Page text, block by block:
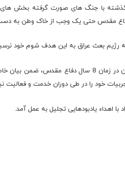
با جنگ های صورت گرفته بخش های
دفاع مقدس حتی یک وجب از خاک وطن به دست
رژیم بعث عراق به این هدف شوم خود
براساس این خبر سه تن از مدیران شرکت خطوط لوله ون مخابرات نفت ایران در زمان
خود را در طی دوران خدمت و فعالیت
اهداء یادبودهایی تجلیل به عمل آمد.